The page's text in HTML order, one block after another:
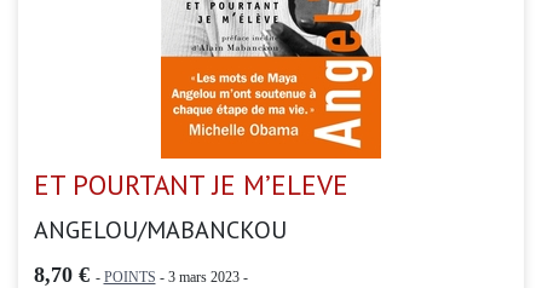
ET POURTANT JE M’ELEVE
ANGELOU/MABANCKOU
8,70 € - POINTS - 3 mars 2023 -